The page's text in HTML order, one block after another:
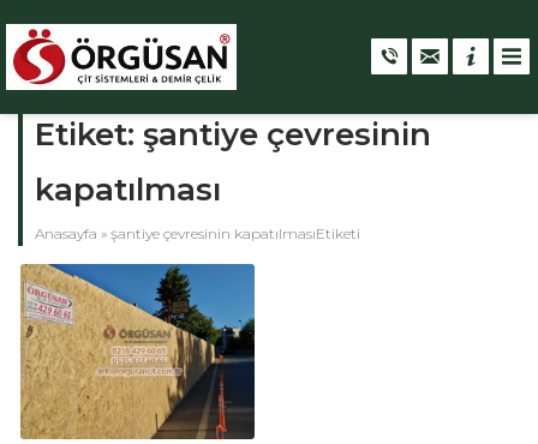
Etiket: şantiye çevresinin
kapatılması
Anasayfa » şantiye çevresinin kapatılmasıEtiketi